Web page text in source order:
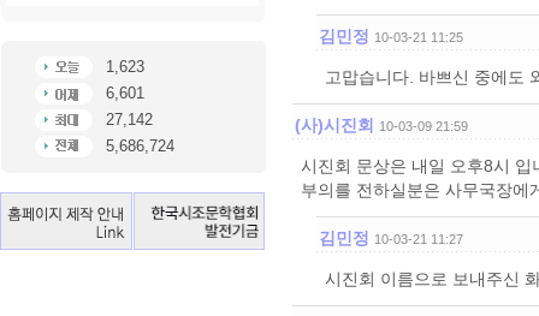
1,623
6,601
27,142
5,686,724
김민정 10-03-21 11:25
고맙습니다. 바쁘신 중에도
(사)시진회 10-03-09 21:59
시진회 문상은 내일 오후8시 입
부의를 전하실분은 사무국장에
김민정 10-03-21 11:27
시진회 이름으로 보내주신